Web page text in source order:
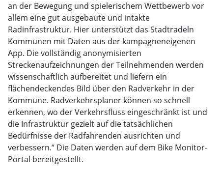
an der Bewegung und spielerischem Wettbewerb vor
allem eine gut ausgebaute und intakte
Radinfrastruktur. Hier unterstützt das Stadtradeln
Kommunen mit Daten aus der kampagneneigenen
App. Die vollständig anonymisierten
Streckenaufzeichnungen der Teilnehmenden werden
wissenschaftlich aufbereitet und liefern ein
flächendeckendes Bild über den Radverkehr in der
Kommune. Radverkehrsplaner können so schnell
erkennen, wo der Verkehrsfluss eingeschränkt ist und
die Infrastruktur gezielt auf die tatsächlichen
Bedürfnisse der Radfahrenden ausrichten und
verbessern.“ Die Daten werden auf dem Bike Monitor-
Portal bereitgestellt.